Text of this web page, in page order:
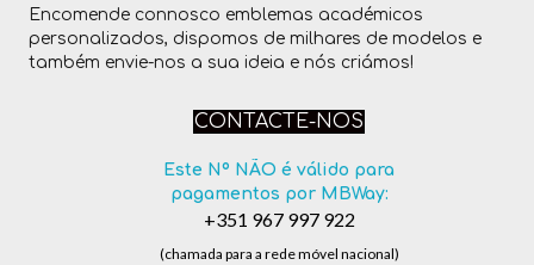
Encomende connosco emblemas académicos
personalizados, dispomos de milhares de modelos e
também envie-nos a sua ideia e nós criámos!
CONTACTE-NOS
Este Nº NÃO é válido para
pagamentos por MBWay:
+351 967 997 922
(chamada para a rede móvel nacional)